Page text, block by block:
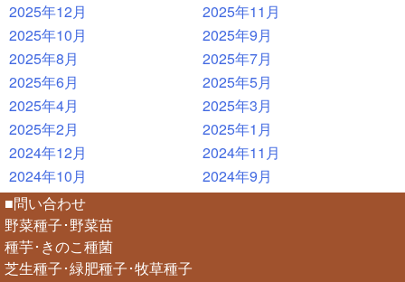
2025年12月
2025年11月
2025年10月
2025年9月
2025年8月
2025年7月
2025年6月
2025年5月
2025年4月
2025年3月
2025年2月
2025年1月
2024年12月
2024年11月
2024年10月
2024年9月
■問い合わせ
野菜種子･野菜苗
種芋･きのこ種菌
芝生種子･緑肥種子･牧草種子